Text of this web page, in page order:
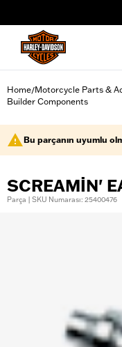
Home/Motorcycle Parts &
Builder Components
Bu parçanın uyumlu
SCREAMIN'
Parça | SKU Numarası: 25400476